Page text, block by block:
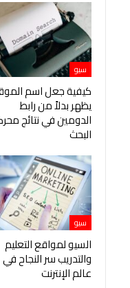
سيو
كيفية جعل اسم
يظهر بدلاً من رابط
الدومين في نتائج
البحث
سيو
السيو لمواقع التعليم
والتدريب سر النجاح في
عالم الإنترنت